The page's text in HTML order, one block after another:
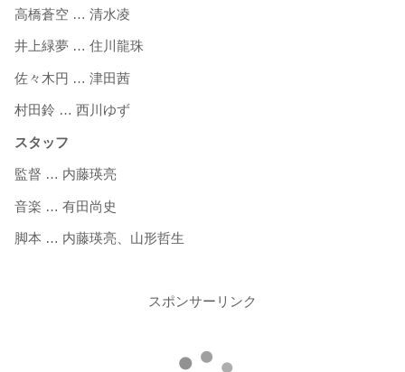
高橋蒼空 … 清水凌
井上緑夢 … 住川龍珠
佐々木円 … 津田茜
村田鈴 … 西川ゆず
スタッフ
監督 … 内藤瑛亮
音楽 … 有田尚史
脚本 … 内藤瑛亮、山形哲生
スポンサーリンク